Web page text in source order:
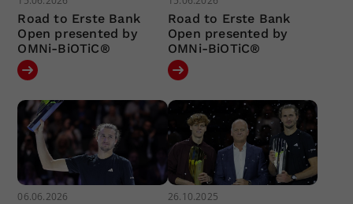
Road to Erste Bank
Open presented by
OMNi-BiOTiC®
Road to Erste Bank
Open presented by
OMNi-BiOTiC®
06.06.2026 26.10.2025